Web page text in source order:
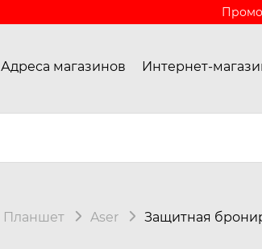
Адреса магазинов Интернет-
Планшет Aser Защитная